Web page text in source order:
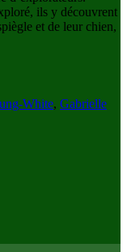
ils y découvrent
et de leur chien,
White, Gabrielle